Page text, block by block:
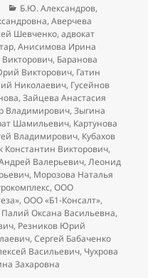
Рубрики
Б.Ю. Александров,
,Аверчева
Шевченко,адвокат
,Анисимова Ирина
Викторович, Баранова
Викторович, Гатин
Николаевич, Гусейнов
,Зайцева Анастасия
Владимирович,Зыгина
Шамильевич, Картунова
Владимирович, Кубахов
Константин Викторович,
Валерьевич,Леонид
, Морозова Наталья
,ООО
,ООО «Б1-Консалт»,
Палий Оксана Васильевна,
, Резников Юрий
,Сергей Бабаченко
Васильевич, Чухрова
Захаровна